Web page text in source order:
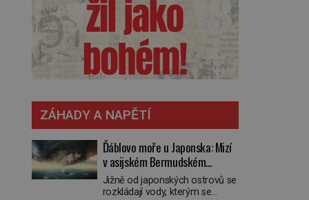
ZÁHADY A NAPĚTÍ
Ďáblovo moře u Japonska: Mizí
v asijském Bermudském
trojúhelníku lodě ve spárech
neznámé síly?
Jižně od japonských ostrovů se
rozkládají vody, kterým se